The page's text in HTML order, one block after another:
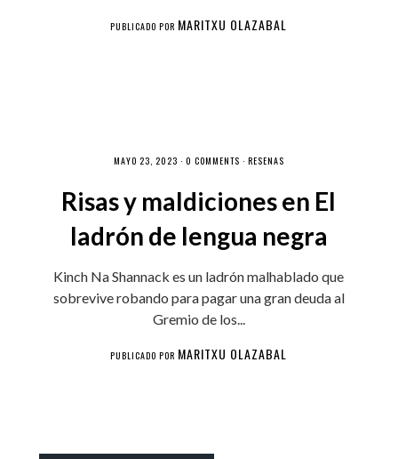
PUBLICADO POR MARITXU OLAZABAL
MAYO 23, 2023 · 0 COMMENTS · RESEÑAS
Risas y maldiciones en El
ladrón de lengua negra
Kinch Na Shannack es un ladrón malhablado que
sobrevive robando para pagar una gran deuda al
Gremio de los...
PUBLICADO POR MARITXU OLAZABAL